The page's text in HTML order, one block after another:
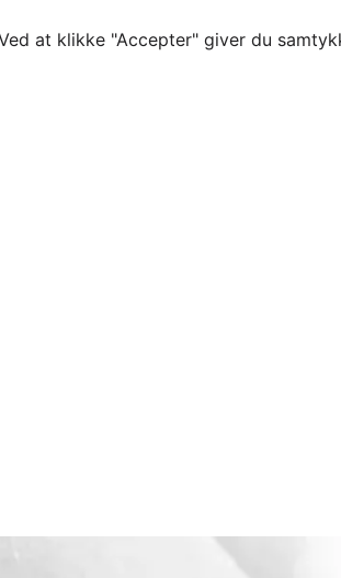
at klikke "Accepter" giver du